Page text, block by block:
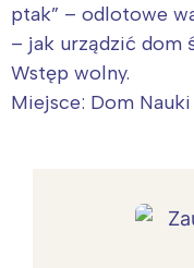
ptak” – odlotowe
– jak urządzić dom
Wstęp wolny.
Miejsce: Dom